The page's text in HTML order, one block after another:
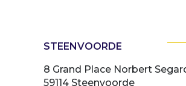
STEENVOORDE
8 Grand Place Norbert
59114 Steenvoorde